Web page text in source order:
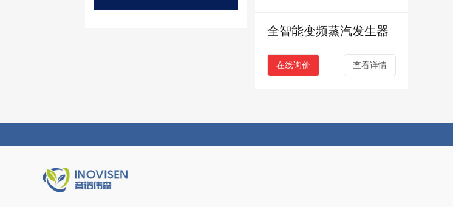
全智能变频蒸汽发生器
在线询价 查看详情